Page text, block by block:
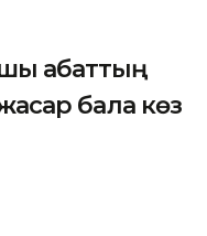
қабаттың
бала көз